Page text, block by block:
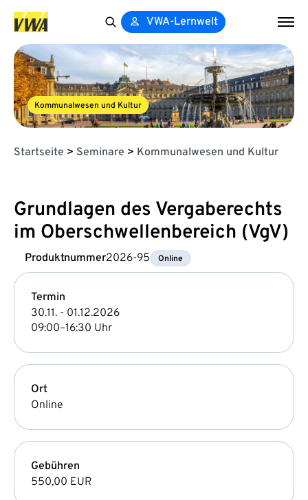
for:
VWA-Lernwelt
Kommunalwesen und Kultur
Startseite > Seminare > Kommunalwesen und Kultur
Grundlagen des Vergaberechts
im Oberschwellenbereich (VgV)
Produktnummer2026-95 Online
Termin
30.11. - 01.12.2026
09:00–16:30 Uhr
Ort
Online
Gebühren
550,00 EUR